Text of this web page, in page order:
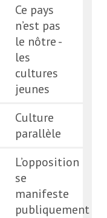
Ce pays
n’est pas
le nôtre -
les
cultures
jeunes
Culture
parallèle
L’opposition
se
manifeste
publiquement